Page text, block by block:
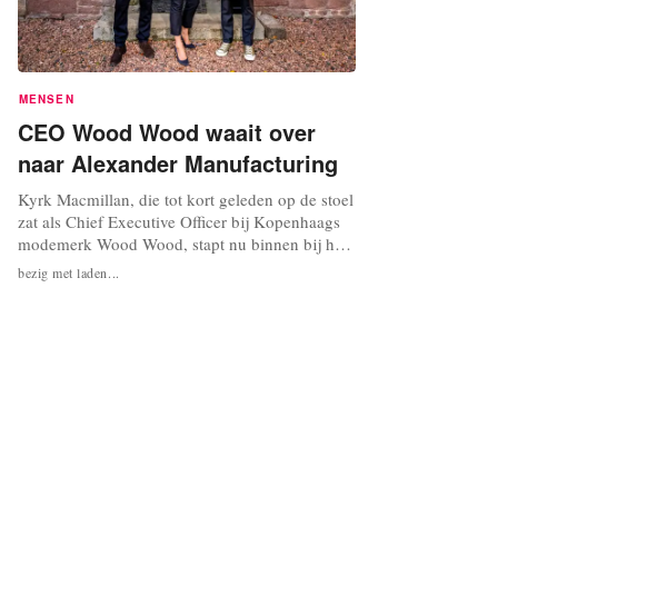
MENSEN
CEO Wood Wood waait over
naar Alexander Manufacturing
Kyrk Macmillan, die tot kort geleden op de stoel
zat als Chief Executive Officer bij Kopenhaags
modemerk Wood Wood, stapt nu binnen bij het
Schotse productiebedrijf Alexander
Manufacturing als commercieel directeur, zo
bezig met laden...